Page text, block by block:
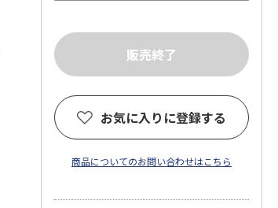
お気に入りに登録する
商品についてのお問い合わせはこちら